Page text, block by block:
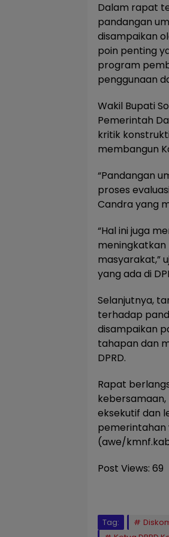
Dalam rapat
pandangan
disampaikan
poin penting
program
penggunaan
Wakil Bupati
Pemerintah
kritik
membangun
“Pandangan
proses
Candra yang
“Hal ini juga
masyarakat,”
yang ada di
Selanjutnya,
terhadap
disampaikan
tahapan dan
DPRD.
Rapat
eksekutif dan
pemerintahan
(awe/
Post Views: 69
Tag: